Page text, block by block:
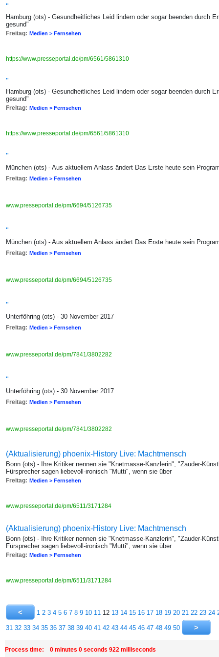
"
Hamburg (ots) - Gesundheitliches Leid lindern oder sogar beenden durch
gesund"
Freitag: Medien > Fernsehen
https://www.presseportal.de/pm/6561/5861310
"
Hamburg (ots) - Gesundheitliches Leid lindern oder sogar beenden durch
gesund"
Freitag: Medien > Fernsehen
https://www.presseportal.de/pm/6561/5861310
"
München (ots) - Aus aktuellem Anlass ändert Das Erste heute sein
Freitag: Medien > Fernsehen
www.presseportal.de/pm/6694/5126735
"
München (ots) - Aus aktuellem Anlass ändert Das Erste heute sein
Freitag: Medien > Fernsehen
www.presseportal.de/pm/6694/5126735
"
Unterföhring (ots) - 30 November 2017
Freitag: Medien > Fernsehen
www.presseportal.de/pm/7841/3802282
"
Unterföhring (ots) - 30 November 2017
Freitag: Medien > Fernsehen
www.presseportal.de/pm/7841/3802282
(Aktualisierung) phoenix-History Live: Machtmensch
Bonn (ots) - Ihre Kritiker nennen sie "Knetmasse-Kanzlerin", "Zauder-
Fürsprecher sagen liebevoll-ironisch "Mutti", wenn sie über
Freitag: Medien > Fernsehen
www.presseportal.de/pm/6511/3171284
(Aktualisierung) phoenix-History Live: Machtmensch
Bonn (ots) - Ihre Kritiker nennen sie "Knetmasse-Kanzlerin", "Zauder-
Fürsprecher sagen liebevoll-ironisch "Mutti", wenn sie über
Freitag: Medien > Fernsehen
www.presseportal.de/pm/6511/3171284
1 2 3 4 5 6 7 8 9 10 11 12 13 14 15 16 17 18 19 20 21 22 23 24
31 32 33 34 35 36 37 38 39 40 41 42 43 44 45 46 47 48 49 50
Process time: 0 minutes 0 seconds 922 milliseconds